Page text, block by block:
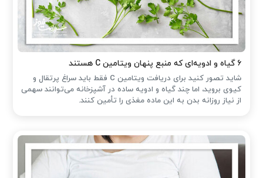
۶ گیاه و ادویه‌ای که منبع پنهان ویتامین C هستند
شاید تصور کنید برای دریافت ویتامین C فقط باید سراغ پرتقال و
کیوی بروید، اما چند گیاه و ادویه ساده در آشپزخانه می‌توانند سهمی
از نیاز روزانه بدن به این ماده مغذی را تأمین کنند.